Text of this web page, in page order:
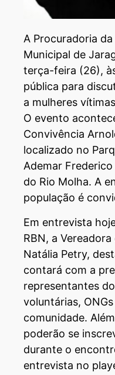
A Procuradoria
Municipal de
terça-feira (26),
pública para
a mulheres
O evento
Convivência
localizado no
Ademar
do Rio Molha. A
população é
Em entrevista
RBN, a
Natália Petry,
contará com a
representantes
voluntárias,
comunidade.
poderão se
durante o
entrevista no